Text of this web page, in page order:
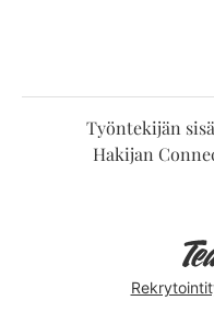
Työntekijän
Hakijan